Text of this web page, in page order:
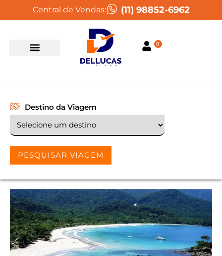
Central de Vendas: (11) 98852-6962
0
Destino da Viagem
PESQUISAR VIAGEM